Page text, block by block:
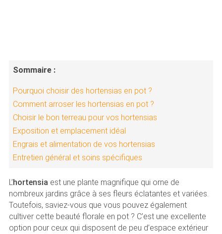
Sommaire :
Pourquoi choisir des hortensias en pot ?
Comment arroser les hortensias en pot ?
Choisir le bon terreau pour vos hortensias
Exposition et emplacement idéal
Engrais et alimentation de vos hortensias
Entretien général et soins spécifiques
L’hortensia est une plante magnifique qui orne de
nombreux jardins grâce à ses fleurs éclatantes et variées.
Toutefois, saviez-vous que vous pouvez également
cultiver cette beauté florale en pot ? C’est une excellente
option pour ceux qui disposent de peu d’espace extérieur